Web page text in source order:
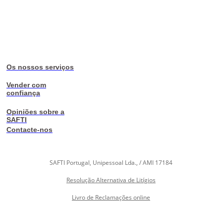
Os nossos serviços
Vender com
confiança
Opiniões sobre a
SAFTI
Contacte-nos
SAFTI Portugal, Unipessoal Lda., / AMI 17184
Resolução Alternativa de Litígios
Livro de Reclamações online